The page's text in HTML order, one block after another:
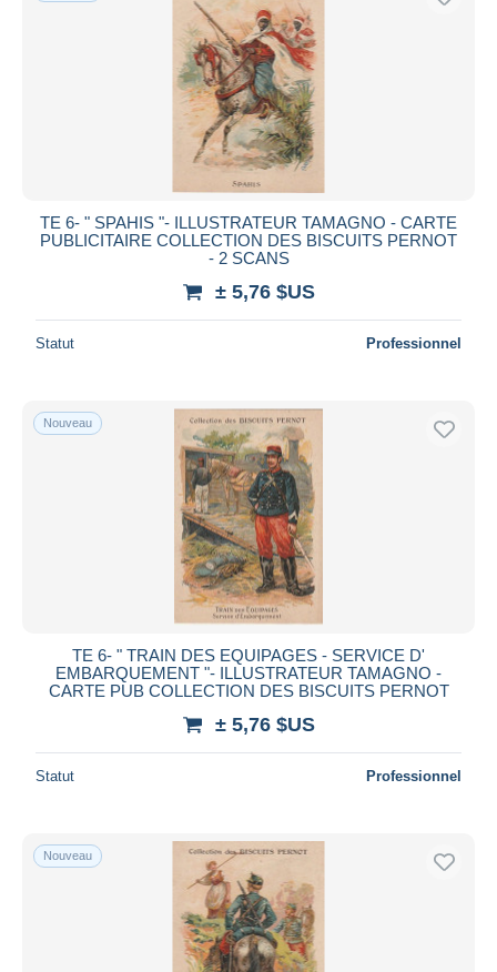
TE 6- " SPAHIS "- ILLUSTRATEUR TAMAGNO - CARTE
PUBLICITAIRE COLLECTION DES BISCUITS PERNOT
- 2 SCANS
± 5,76 $US
Statut Professionnel
Nouveau
TE 6- " TRAIN DES EQUIPAGES - SERVICE D'
EMBARQUEMENT "- ILLUSTRATEUR TAMAGNO -
CARTE PUB COLLECTION DES BISCUITS PERNOT
± 5,76 $US
Statut Professionnel
Nouveau